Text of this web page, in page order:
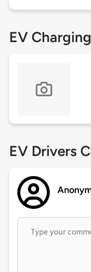
EV
EV Drivers